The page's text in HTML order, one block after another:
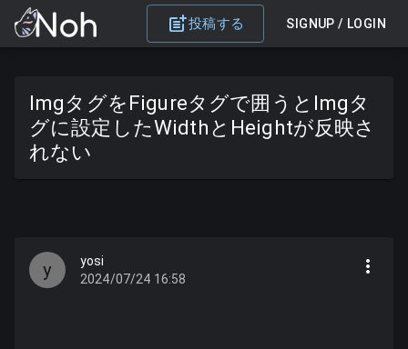
投稿する SIGNUP / LOGIN
ImgタグをFigureタグで囲うとImgタ
グに設定したWidthとHeightが反映さ
れない
y
yosi
2024/07/24 16:58